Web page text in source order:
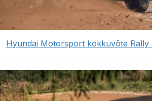
Hyundai Motorsport kokkuvõte Rally